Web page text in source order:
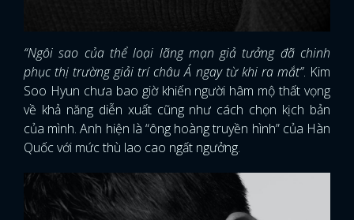
“Ngôi sao của thể loại lãng mạn giả tưởng đã chinh
phục thị trường giải trí châu Á ngay từ khi ra mắt”. Kim
Soo Hyun chưa bao giờ khiến người hâm mộ thất vọng
về khả năng diễn xuất cũng như cách chọn kịch bản
của mình. Anh hiện là “ông hoàng truyền hình” của Hàn
Quốc với mức thù lao cao ngất ngưởng.